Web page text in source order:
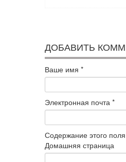
ДОБАВИТЬ
Ваше имя *
Электронная почта *
Содержание этого
Домашняя страница